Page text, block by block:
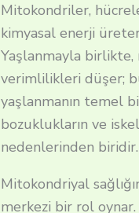
Mitokondriler,
kimyasal enerji
Yaşlanmayla
verimlilikleri düşer;
yaşlanmanın temel
bozuklukların ve
nedenlerinden biridir.
Mitokondriyal
merkezi bir rol oynar.